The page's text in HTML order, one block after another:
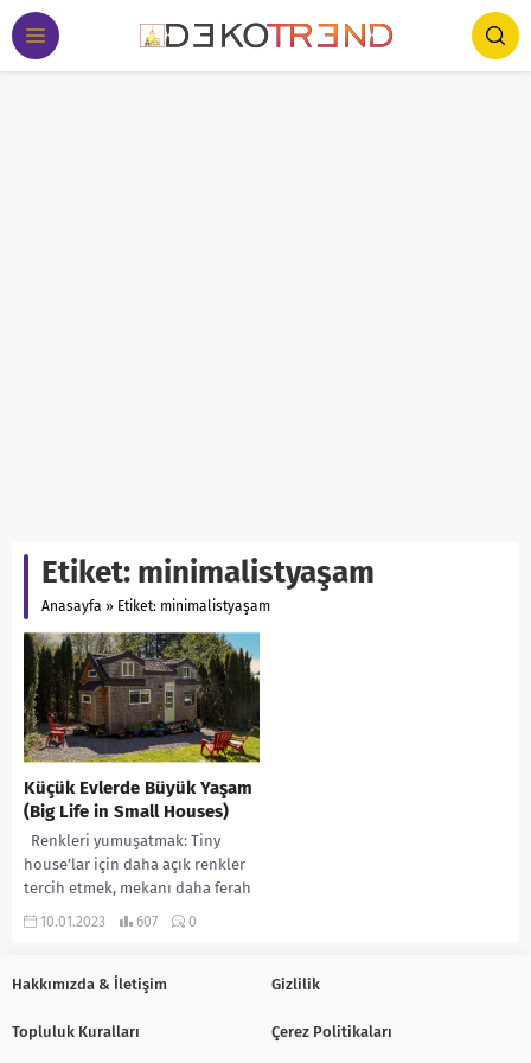
Etiket: minimalistyaşam
Anasayfa » Etiket: minimalistyaşam
Küçük Evlerde Büyük Yaşam
(Big Life in Small Houses)
Renkleri yumuşatmak: Tiny
house’lar için daha açık renkler
tercih etmek, mekanı daha ferah
ve geniş gösterir. Yer
10.01.2023 607 0
Hakkımızda & İletişim Gizlilik
Topluluk Kuralları Çerez Politikaları